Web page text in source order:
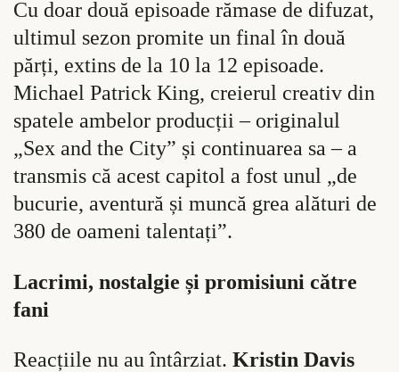
Cu doar două episoade rămase de difuzat,
ultimul sezon promite un final în două
părți, extins de la 10 la 12 episoade.
Michael Patrick King, creierul creativ din
spatele ambelor producții – originalul
„Sex and the City” și continuarea sa – a
transmis că acest capitol a fost unul „de
bucurie, aventură și muncă grea alături de
380 de oameni talentați”.
Lacrimi, nostalgie și promisiuni către
fani
Reacțiile nu au întârziat. Kristin Davis